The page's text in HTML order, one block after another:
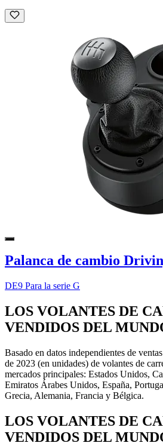
Palanca de cambio
DE9 Para la serie G
LOS VOLANTES DE
VENDIDOS DEL
Basado en datos independientes de
de 2023 (en unidades) de volantes de
mercados principales: Estados Unidos,
Emiratos Árabes Unidos, España,
Grecia, Alemania, Francia y Bélgica.
LOS VOLANTES DE
VENDIDOS DEL